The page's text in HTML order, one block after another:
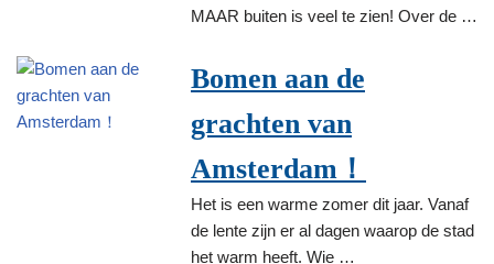
MAAR buiten is veel te zien! Over de …
Bomen aan de
grachten van
Amsterdam！
Het is een warme zomer dit jaar. Vanaf
de lente zijn er al dagen waarop de stad
het warm heeft. Wie …